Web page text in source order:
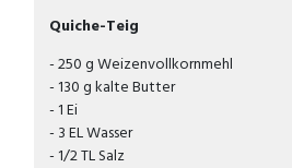
Quiche-Teig
250 g Weizenvollkornmehl
130 g kalte Butter
1 Ei
3 EL Wasser
1/2 TL Salz